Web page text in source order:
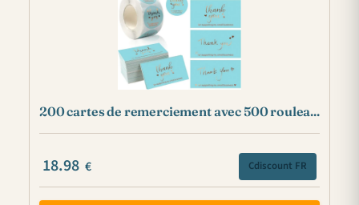
200 cartes de remerciement avec 500 roulea...
18.98 € Cdiscount FR